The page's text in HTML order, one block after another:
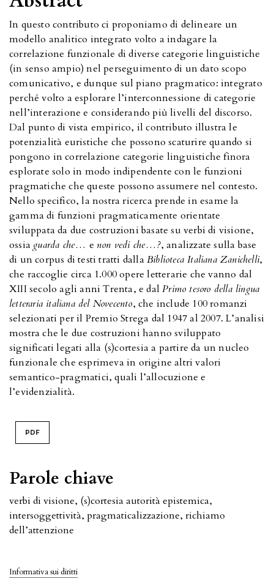
Parole chiave
verbi di visione, (s)cortesia autorità epistemica,
intersoggettività, pragmaticalizzazione, richiamo
dell’attenzione
Informativa sui diritti
In questo contributo ci proponiamo di delineare un
modello analitico integrato volto a indagare la
correlazione funzionale di diverse categorie linguistiche
(in senso ampio) nel perseguimento di un dato scopo
comunicativo, e dunque sul piano pragmatico: integrato
perché volto a esplorare l’interconnessione di categorie
nell’interazione e considerando più livelli del discorso.
Dal punto di vista empirico, il contributo illustra le
potenzialità euristiche che possono scaturire quando si
pongono in correlazione categorie linguistiche finora
esplorate solo in modo indipendente con le funzioni
pragmatiche che queste possono assumere nel contesto.
Nello specifico, la nostra ricerca prende in esame la
gamma di funzioni pragmaticamente orientate
sviluppata da due costruzioni basate su verbi di visione,
ossia guarda che… e non vedi che…?, analizzate sulla base
di un corpus di testi tratti dalla Biblioteca Italiana Zanichelli,
che raccoglie circa 1.000 opere letterarie che vanno dal
XIII secolo agli anni Trenta, e dalPrimo tesoro della lingua
letteraria italiana del Novecento, che include 100 romanzi
selezionati per il Premio Strega dal 1947 al 2007. L’analisi
mostra che le due costruzioni hanno sviluppato
significati legati alla (s)cortesia a partire da un nucleo
funzionale che esprimeva in origine altri valori
semantico-pragmatici, quali l’allocuzione e
l’evidenzialità.
PDF